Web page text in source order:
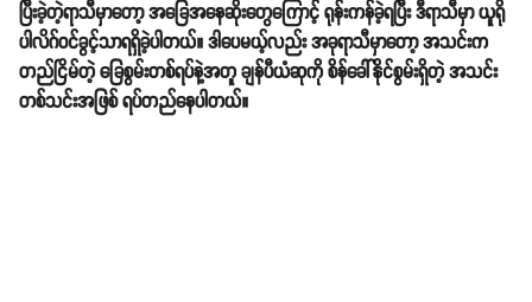
ပြီးခဲ့တဲ့ရာသီမှာတော့ အခြေအနေဆိုးတွေကြောင့် ရုန်းကန်ခဲ့ရပြီး ဒီရာသီမှာ ယူရို
ပါလိဂ်ဝင်ခွင့်သာရရှိခဲ့ပါတယ်။ ဒါပေမယ့်လည်း အခုရာသီမှာတော့ အသင်းက
တည်ငြိမ်တဲ့ ခြေစွမ်းတစ်ရပ်နဲ့အတူ ချန်ပီယံဆုကို စိန်ခေါ်နိုင်စွမ်းရှိတဲ့ အသင်း
တစ်သင်းအဖြစ် ရပ်တည်နေပါတယ်။